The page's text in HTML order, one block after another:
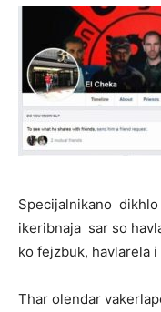
Specijalnikano
ikeribnaja sar so
ko fejzbuk, havlarela i
Thar olendar